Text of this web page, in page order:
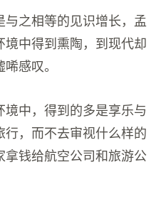
与之相等的见识增长，孟
境中得到熏陶，到现代却
感叹。
中，得到的多是享乐与
行，而不去审视什么样的
拿钱给航空公司和旅游公